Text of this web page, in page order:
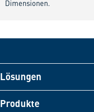
Dimensionen.
Lösungen
Produkte